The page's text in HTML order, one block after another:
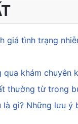
giá tình trạng
khám chuyên
thường từ trong
gì? Những lưu ý